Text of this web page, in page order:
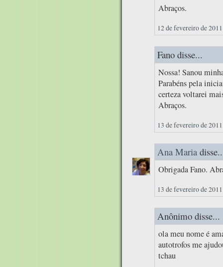
Abraços.
12 de fevereiro de
Fano disse...
Nossa! Sanou
Parabéns pela
certeza voltarei
Abraços.
13 de fevereiro de
Ana Maria
Obrigada Fano.
13 de fevereiro de
Anônimo disse...
ola meu nome é
autotrofos me
tchau